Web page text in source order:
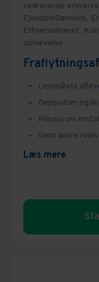
vedrørende
EjendomDanmark,
Erhvervslejeret,
ophævelse
Lejemålets
Depositum og
Klausul om
Samt andre
Læs mere